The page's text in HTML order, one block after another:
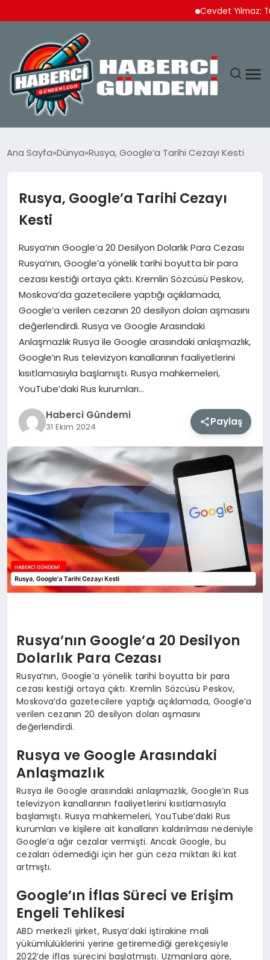
Cevdet Yılmaz:
YAŞAM
SPOR
DÜNYA
MAGAZIN
EĞITIM
SAĞLIK
TEKNOLOJI
Ana Sayfa Dünya Rusya, Google’a Tarihi Cezayı Kesti
Rusya, Google’a Tarihi Cezayı
Kesti
Rusya’nın Google’a 20 Desilyon Dolarlık Para Cezası
Rusya’nın, Google’a yönelik tarihi boyutta bir para
cezası kestiği ortaya çıktı. Kremlin Sözcüsü Peskov,
Moskova’da gazetecilere yaptığı açıklamada,
Google’a verilen cezanın 20 desilyon doları aşmasını
değerlendirdi. Rusya ve Google Arasındaki
Anlaşmazlık Rusya ile Google arasındaki anlaşmazlık,
Google’ın Rus televizyon kanallarının faaliyetlerini
kısıtlamasıyla başlamıştı. Rusya mahkemeleri,
YouTube’daki Rus kurumları…
Haberci Gündemi
31 Ekim 2024 Paylaş
Rusya’nın Google’a 20 Desilyon
Dolarlık Para Cezası
Rusya’nın, Google’a yönelik tarihi boyutta bir para
cezası kestiği ortaya çıktı. Kremlin Sözcüsü Peskov,
Moskova’da gazetecilere yaptığı açıklamada, Google’a
verilen cezanın 20 desilyon doları aşmasını
değerlendirdi.
Rusya ve Google Arasındaki
Anlaşmazlık
Rusya ile Google arasındaki anlaşmazlık, Google’ın Rus
televizyon kanallarının faaliyetlerini kısıtlamasıyla
başlamıştı. Rusya mahkemeleri, YouTube’daki Rus
kurumları ve kişilere ait kanalların kaldırılması nedeniyle
Google’a ağır cezalar vermişti. Ancak Google, bu
cezaları ödemediği için her gün ceza miktarı iki kat
artmıştı.
Google’ın İflas Süreci ve Erişim
Engeli Tehlikesi
ABD merkezli şirket, Rusya’daki iştirakine mali
yükümlülüklerini yerine getiremediği gerekçesiyle
2022’de iflas sürecini başlatmıştı. Uzmanlara göre,